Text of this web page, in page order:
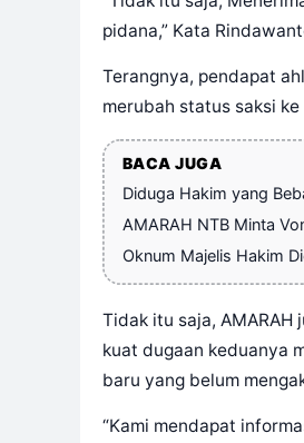
pidana,” Kata
Terangnya, pendapat
merubah status saksi
BACA JUGA
Diduga Hakim yang
AMARAH NTB Minta
Oknum Majelis Hakim
Tidak itu saja, AMARAH
kuat dugaan keduanya
baru yang belum
“Kami mendapat